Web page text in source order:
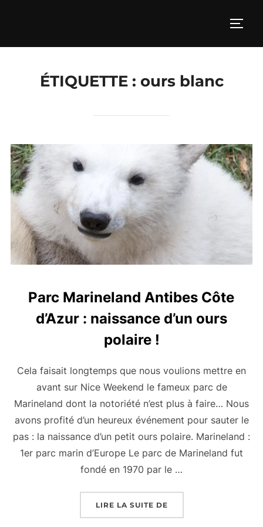
ÉTIQUETTE : ours blanc
Parc Marineland Antibes Côte
d’Azur : naissance d’un ours
polaire !
Cela faisait longtemps que nous voulions mettre en
avant sur Nice Weekend le fameux parc de
Marineland dont la notoriété n’est plus à faire… Nous
avons profité d’un heureux événement pour sauter le
pas : la naissance d’un petit ours polaire. Marineland :
1er parc marin d’Europe Le parc de Marineland fut
fondé en 1970 par le …
LIRE LA SUITE DE« PARC MARINELAND